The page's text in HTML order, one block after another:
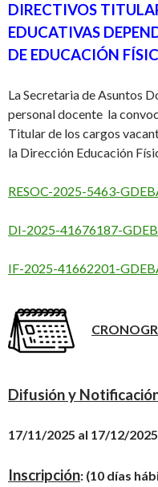
DIRECTIVOS
EDUCATIVAS
DE EDUCACIÓN
La Secretaria de Asuntos
personal docente la
Titular de los cargos
la Dirección Educación
RESOC-2025-5463-
DI-2025-41676187-
IF-2025-41662201-
Difusión y
17/11/2025 al 17/12/2025
Inscripción: (10 días